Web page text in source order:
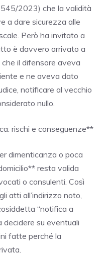
2023) che la validità
a dare sicurezza alle
Però ha invitato a
è davvero arrivato a
il difensore aveva
e ne aveva dato
notificare al vecchio
nullo.
rischi e conseguenze**
dimenticanza o poca
resta valida
o consulenti. Così
atti all’indirizzo noto,
“notifica a
decidere su eventuali
fatte perché la